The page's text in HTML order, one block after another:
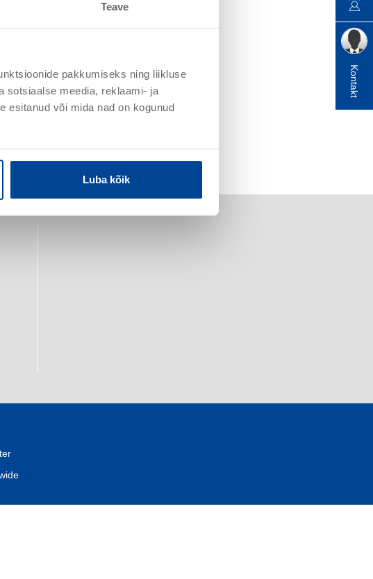
Teave
pakkumiseks ning liikluse
sotsiaalse meedia, reklaami- ja
esitanud või mida nad on kogunud
Luba kõik
Kontakt